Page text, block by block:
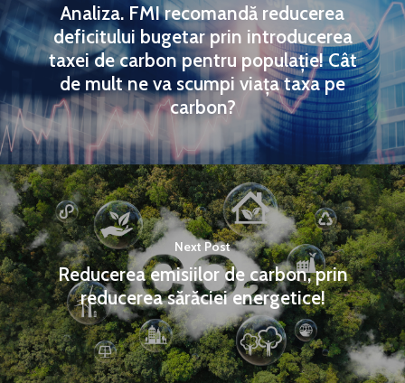
Analiza. FMI recomandă reducerea
deficitului bugetar prin introducerea
taxei de carbon pentru populație! Cât
de mult ne va scumpi viața taxa pe
carbon?
Next Post
Reducerea emisiilor de carbon, prin
reducerea sărăciei energetice!